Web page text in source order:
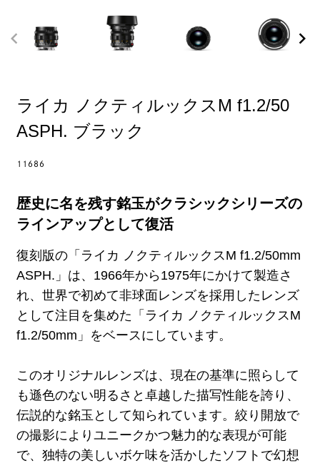
chevron_left chevron_right
ライカ ノクティルックスM f1.2/50
ASPH. ブラック
11686
歴史に名を残す銘玉がクラシックシリーズの
ラインアップとして復活
復刻版の「ライカ ノクティルックスM f1.2/50mm
ASPH.」は、1966年から1975年にかけて製造さ
れ、世界で初めて非球面レンズを採用したレンズ
として注目を集めた「ライカ ノクティルックスM
f1.2/50mm」をベースにしています。
このオリジナルレンズは、現在の基準に照らして
も遜色のない明るさと卓越した描写性能を誇り、
伝説的な銘玉として知られています。絞り開放で
の撮影によりユニークかつ魅力的な表現が可能
で、独特の美しいボケ味を活かしたソフトで幻想